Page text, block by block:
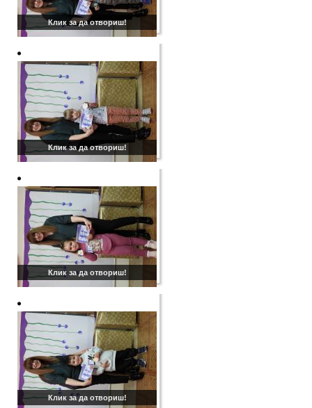
Клик за да отвориш!
Клик за да отвориш!
Клик за да отвориш!
Клик за да отвориш!